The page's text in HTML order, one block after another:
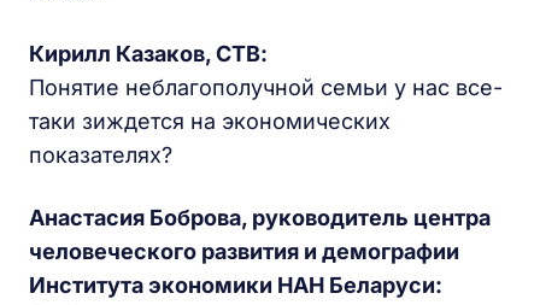
Кирилл Казаков, СТВ:
Понятие неблагополучной семьи у нас все-
таки зиждется на экономических
показателях?
Анастасия Боброва, руководитель центра
человеческого развития и демографии
Института экономики НАН Беларуси: